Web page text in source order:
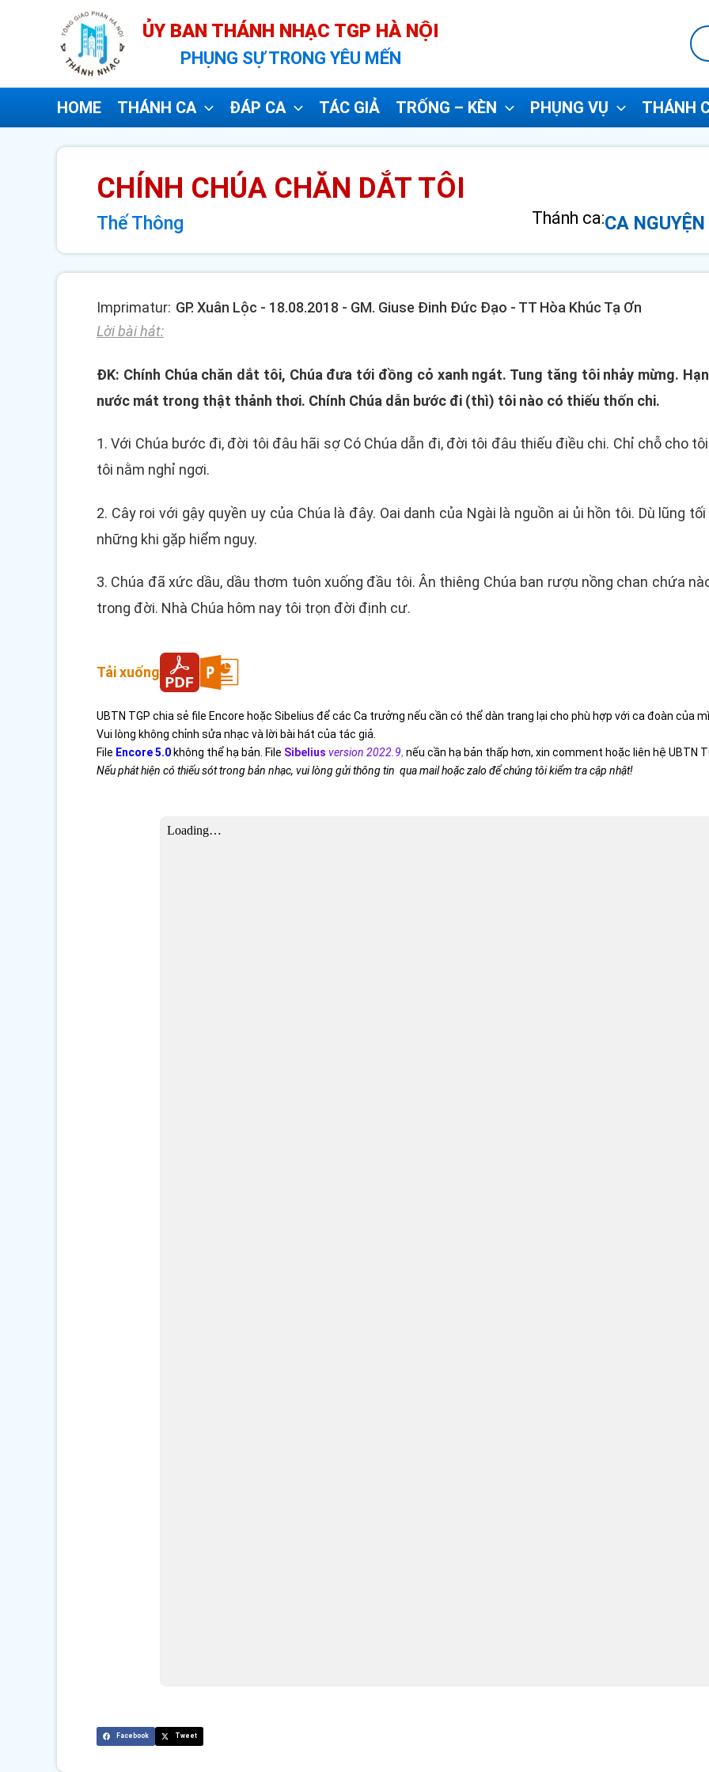
dung
ỦY BAN THÁNH NHẠC TGP HÀ NỘI
PHỤNG SỰ TRONG YÊU MẾN
HOME THÁNH CA ĐÁP CA TÁC GIẢ TRỐNG – KÈN PHỤNG VỤ THÁNH
CHÍNH CHÚA CHĂN DẮT TÔI
Thế Thông Thánh ca:CA
Imprimatur: GP. Xuân Lộc - 18.08.2018 - GM. Giuse Đinh Đức Đạo - TT Hòa Khúc Tạ Ơn
Lời bài hát:
ĐK: Chính Chúa chăn dắt tôi, Chúa đưa tới đồng cỏ xanh ngát. Tung tăng tôi nhảy mừng.
nước mát trong thật thảnh thơi. Chính Chúa dẫn bước đi (thì) tôi nào có thiếu thốn chi.
1. Với Chúa bước đi, đời tôi đâu hãi sợ Có Chúa dẫn đi, đời tôi đâu thiếu điều chi. Chỉ chỗ cho
tôi nằm nghỉ ngơi.
2. Cây roi với gậy quyền uy của Chúa là đây. Oai danh của Ngài là nguồn ai ủi hồn tôi. Dù lũng
những khi gặp hiểm nguy.
3. Chúa đã xức dầu, dầu thơm tuôn xuống đầu tôi. Ân thiêng Chúa ban rượu nồng chan chứa
trong đời. Nhà Chúa hôm nay tôi trọn đời định cư.
Tải xuống
UBTN TGP chia sẻ file Encore hoặc Sibelius để các Ca trưởng nếu cần có thể dàn trang lại cho phù hợp với ca đoàn của
Vui lòng không chỉnh sửa nhạc và lời bài hát của tác giả.
File Encore 5.0 không thể hạ bản. File Sibelius version 2022.9, nếu cần hạ bản thấp hơn, xin comment hoặc liên hệ UBTN
Nếu phát hiện có thiếu sót trong bản nhạc, vui lòng gửi thông tin qua mail hoặc zalo để chúng tôi kiểm tra cập nhật!
Facebook Tweet